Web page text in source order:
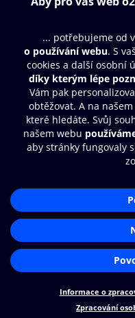
Obsah ke stažení
Moje O2 Knihovna
Další zábava
© O2 Czech Republic a.s.
Přístupnost
Zásady zpracování
Nastavení cookies